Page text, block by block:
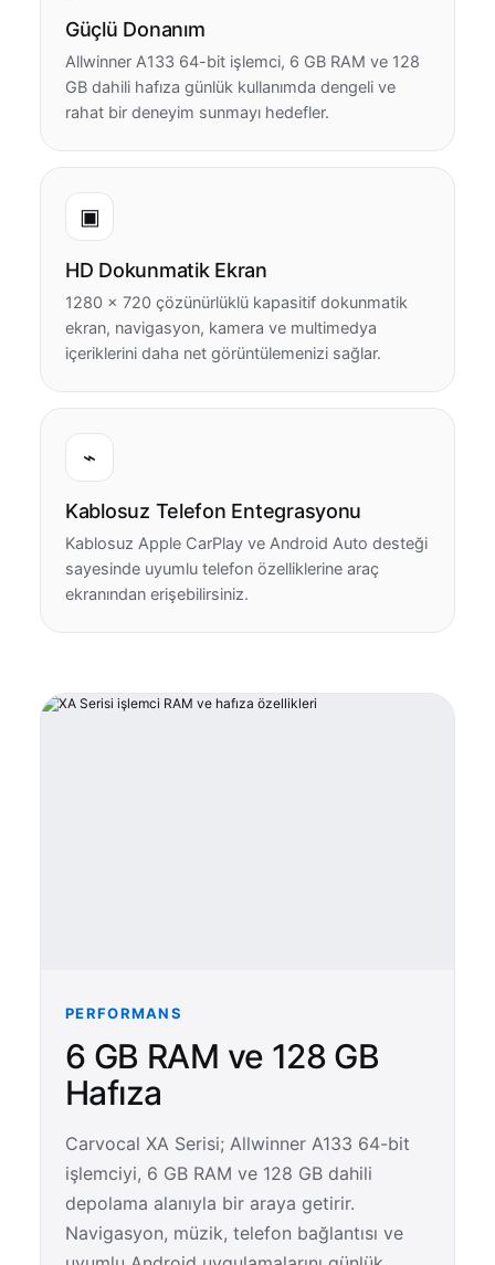
Güçlü Donanım
Allwinner A133 64-bit işlemci, 6 GB RAM ve 128
GB dahili hafıza günlük kullanımda dengeli ve
rahat bir deneyim sunmayı hedefler.
▣
HD Dokunmatik Ekran
1280 × 720 çözünürlüklü kapasitif dokunmatik
ekran, navigasyon, kamera ve multimedya
içeriklerini daha net görüntülemenizi sağlar.
⌁
Kablosuz Telefon Entegrasyonu
Kablosuz Apple CarPlay ve Android Auto desteği
sayesinde uyumlu telefon özelliklerine araç
ekranından erişebilirsiniz.
PERFORMANS
6 GB RAM ve 128 GB
Hafıza
Carvocal XA Serisi; Allwinner A133 64-bit
işlemciyi, 6 GB RAM ve 128 GB dahili
depolama alanıyla bir araya getirir.
Navigasyon, müzik, telefon bağlantısı ve